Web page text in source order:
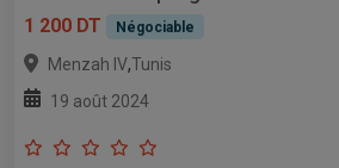
1 200 DT
Négociable
Menzah IV,Tunis
19 août 2024